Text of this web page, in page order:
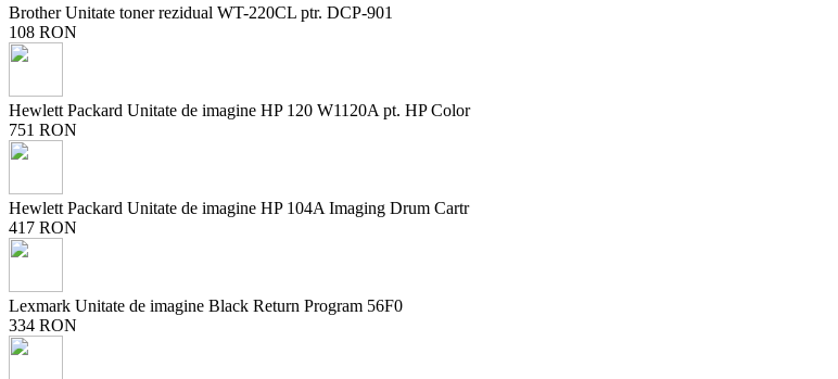
Brother Unitate toner rezidual WT-220CL ptr. DCP-901
108 RON
Hewlett Packard Unitate de imagine HP 120 W1120A pt. HP Color
751 RON
Hewlett Packard Unitate de imagine HP 104A Imaging Drum Cartr
417 RON
Lexmark Unitate de imagine Black Return Program 56F0
334 RON